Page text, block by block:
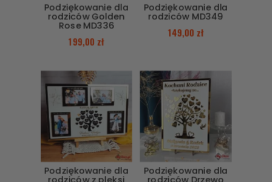
Podziękowanie dla
rodziców Golden
Rose MD336
199,00zł
Podziękowanie dla
rodziców MD349
149,00zł
Podziękowanie dla Podziękowanie dla